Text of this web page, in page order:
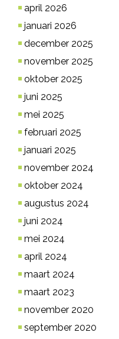
april 2026
januari 2026
december 2025
november 2025
oktober 2025
juni 2025
mei 2025
februari 2025
januari 2025
november 2024
oktober 2024
augustus 2024
juni 2024
mei 2024
april 2024
maart 2024
maart 2023
november 2020
september 2020